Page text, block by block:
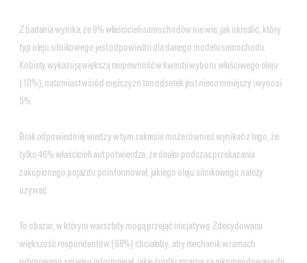
Z badania wynika, że 9% właścicieli samochodów nie wie, jak określić, który
typ oleju silnikowego jest odpowiedni dla danego modelu samochodu.
Kobiety wykazują większą niepewność w kwestii wyboru właściwego oleju
(10%), natomiast wśród mężczyzn ten odsetek jest nieco mniejszy i wynosi
5%.
Brak odpowiedniej wiedzy w tym zakresie może również wynikać z tego, że
tylko 46% właścicieli aut potwierdza, że dealer podczas przekazania
zakupionego pojazdu poinformował, jakiego oleju silnikowego należy
używać.
To obszar, w którym warsztaty mogą przejąć inicjatywę. Zdecydowana
większość respondentów (88%) chciałaby, aby mechanik w ramach